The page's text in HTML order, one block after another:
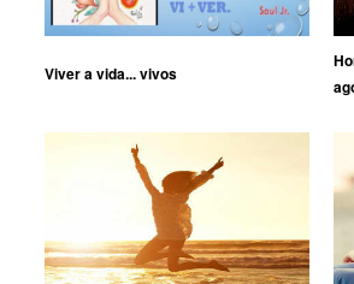
Viver a vida... vivos